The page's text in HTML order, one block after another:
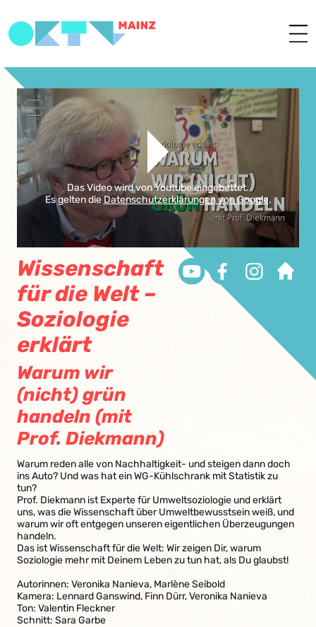
Das Video wird von Youtube eingebettet.
Es gelten dieDatenschutzerklärungen von Google.
Wissenschaft
für die Welt –
Soziologie
erklärt
Warum wir
(nicht) grün
handeln (mit
Prof. Diekmann)
Warum reden alle von Nachhaltigkeit- und steigen dann doch
ins Auto? Und was hat ein WG-Kühlschrank mit Statistik zu
tun?
Prof. Diekmann ist Experte für Umweltsoziologie und erklärt
uns, was die Wissenschaft über Umweltbewusstsein weiß, und
warum wir oft entgegen unseren eigentlichen Überzeugungen
handeln.
Das ist Wissenschaft für die Welt: Wir zeigen Dir, warum
Soziologie mehr mit Deinem Leben zu tun hat, als Du glaubst!
Autorinnen: Veronika Nanieva, Marlène Seibold
Kamera: Lennard Ganswind, Finn Dürr, Veronika Nanieva
Ton: Valentin Fleckner
Schnitt: Sara Garbe